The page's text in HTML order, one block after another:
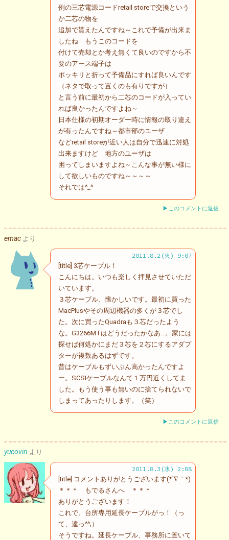
例の三芯電源コードretail storeで交換という
か二芯の物を
追加で貰えたんですね～これで予備が出来ま
したね もうこのコードを
付けて売却とか考え無くて良いのですから不
要のアース端子は
ポッキリと折って予備品にすれば良いんです
（ネタで取って置くのも有りですが）
と言う前に最初から二芯のコードが入ってい
れば良かったんですよね～
日本仕様の初期オーダー時に情報の取り違え
が有ったんですね～都市部のユーザ
などretail storeが近い人は自分で迅速に対処
出来ますけど 地方のユーザは
困ってしまいますよね～こんな事が無い様に
して欲しいものですね～～～～
それでは^_^
▶このコメントに返信
emac より
2011.8.2(火) 9:07
[title] 3芯ケーブル！
こんにちは。いつも楽しく拝見させていただ
いています。
３芯ケーブル、懐かしいです。最初に買った
MacPlusやその周辺機器の多くが３芯でし
た。次に買ったQuadraも３芯だったよう
な。G3266MTはどうだったかなあ…。家には
探せば何処かにまだ３芯を２芯にするアダプ
ターが複数あるはずです。
昔はケーブルもずいぶん高かったんですよ
ー。SCSIケーブルなんて１万円近くしてま
した。もう使う事も無いのに捨てられないで
しまってあったりします。（笑）
▶このコメントに返信
yucovin より
2011.8.3(水) 2:08
[title] コメントありがとうございます(*´∇｀*)
＊＊＊ もでるさんへ ＊＊＊
ありがとうございます！
これで、台所専用延長ケーブルがっ！（っ
て、違っ^^;）
そうですね。延長ケーブル、事務所に置いて